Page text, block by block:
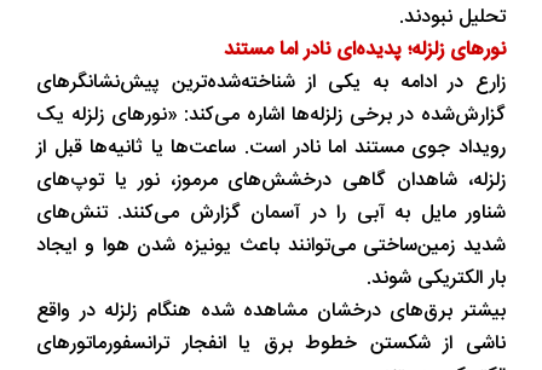
تحلیل نبودند.
نورهای زلزله؛ پدیده‌ای نادر اما مستند
زارع در ادامه به یکی از شناخته‌شده‌ترین پیش‌نشانگرهای
گزارش‌شده در برخی زلزله‌ها اشاره می‌کند: «نورهای زلزله یک
رویداد جوی مستند اما نادر است. ساعت‌ها یا ثانیه‌ها قبل از
زلزله، شاهدان گاهی درخشش‌های مرموز، نور یا توپ‌های
شناور مایل به آبی را در آسمان گزارش می‌کنند. تنش‌های
شدید زمین‌ساختی می‌توانند باعث یونیزه شدن هوا و ایجاد
بار الکتریکی شوند.
بیشتر برق‌های درخشان مشاهده شده هنگام زلزله در واقع
ناشی از شکستن خطوط برق یا انفجار ترانسفورماتورهای